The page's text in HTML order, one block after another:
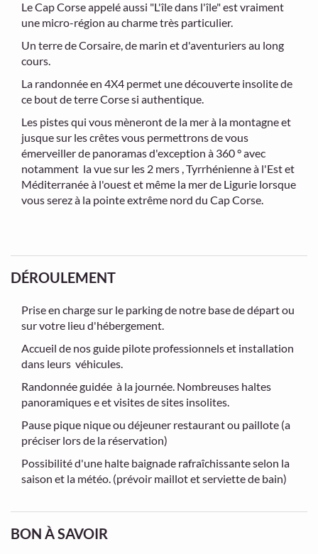
Le Cap Corse appelé aussi "L'île dans l'île" est vraiment
une micro-région au charme très particulier.
Un terre de Corsaire, de marin et d'aventuriers au long
cours.
La randonnée en 4X4 permet une découverte insolite de
ce bout de terre Corse si authentique.
Les pistes qui vous mèneront de la mer à la montagne et
jusque sur les crêtes vous permettrons de vous
émerveiller de panoramas d'exception à 360 ° avec
notamment la vue sur les 2 mers , Tyrrhénienne à l'Est et
Méditerranée à l'ouest et même la mer de Ligurie lorsque
vous serez à la pointe extrême nord du Cap Corse.
DÉROULEMENT
Prise en charge sur le parking de notre base de départ ou
sur votre lieu d'hébergement.
Accueil de nos guide pilote professionnels et installation
dans leurs véhicules.
Randonnée guidée à la journée. Nombreuses haltes
panoramiques e et visites de sites insolites.
Pause pique nique ou déjeuner restaurant ou paillote (a
préciser lors de la réservation)
Possibilité d'une halte baignade rafraîchissante selon la
saison et la météo. (prévoir maillot et serviette de bain)
BON À SAVOIR